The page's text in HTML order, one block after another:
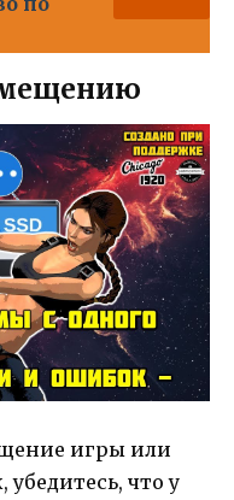
игры или
что у